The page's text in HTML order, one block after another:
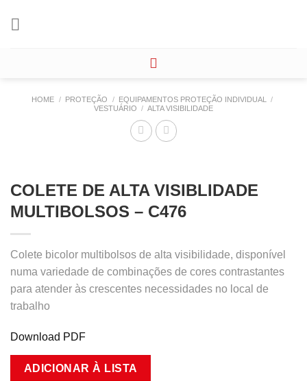
HOME / PROTEÇÃO / EQUIPAMENTOS PROTEÇÃO INDIVIDUAL
/
VESTUÁRIO / ALTA VISIBILIDADE
COLETE DE ALTA VISIBLIDADE
MULTIBOLSOS – C476
Colete bicolor multibolsos de alta visibilidade, disponível
numa variedade de combinações de cores contrastantes
para atender às crescentes necessidades no local de
trabalho
Download PDF
ADICIONAR À LISTA